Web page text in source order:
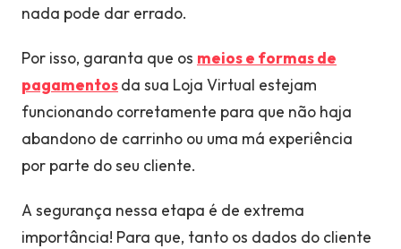
nada pode dar errado.
Por isso, garanta que os meios e formas de
pagamentosda sua Loja Virtual estejam
funcionando corretamente para que não haja
abandono de carrinho ou uma má experiência
por parte do seu cliente.
A segurança nessa etapa é de extrema
importância! Para que, tanto os dados do cliente